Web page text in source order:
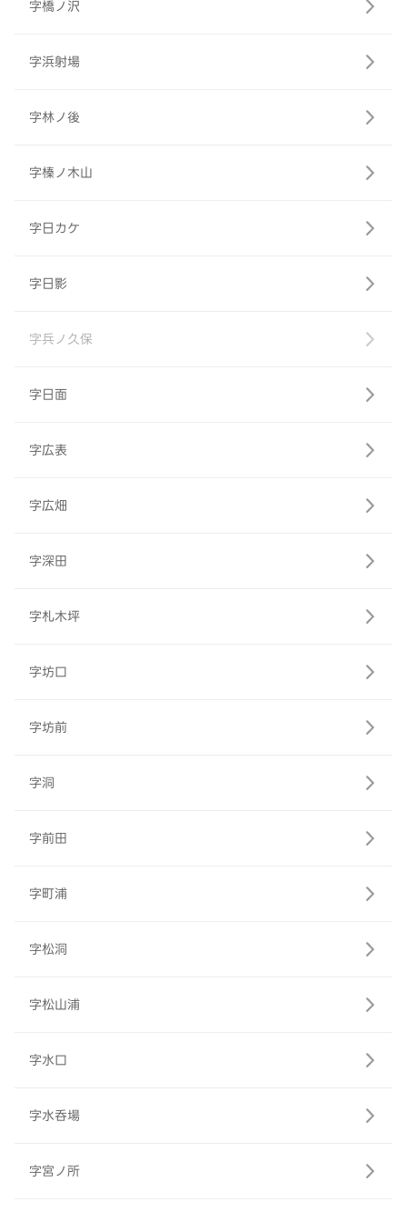
字橋ノ沢
字浜射場
字林ノ後
字榛ノ木山
字日カケ
字日影
字兵ノ久保
字日面
字広表
字広畑
字深田
字札木坪
字坊口
字坊前
字洞
字前田
字町浦
字松洞
字松山浦
字水口
字水呑場
字宮ノ所